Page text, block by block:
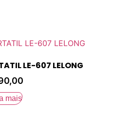
LE-607 LELONG
mais